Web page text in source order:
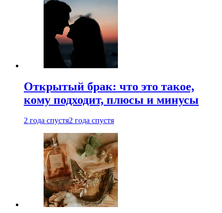
Открытый брак: что это такое,
кому подходит, плюсы и минусы
2 года спустя2 года спустя